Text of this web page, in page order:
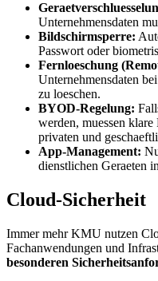
Unternehmensdaten
Bildschirmsperre:
Passwort oder
Fernloeschung
Unternehmensdaten
zu loeschen.
BYOD-Regelung:
werden, muessen
privaten und
App-Management:
dienstlichen Geraeten
Cloud-Sicherheit
Immer mehr KMU nutzen
Fachanwendungen und
besonderen